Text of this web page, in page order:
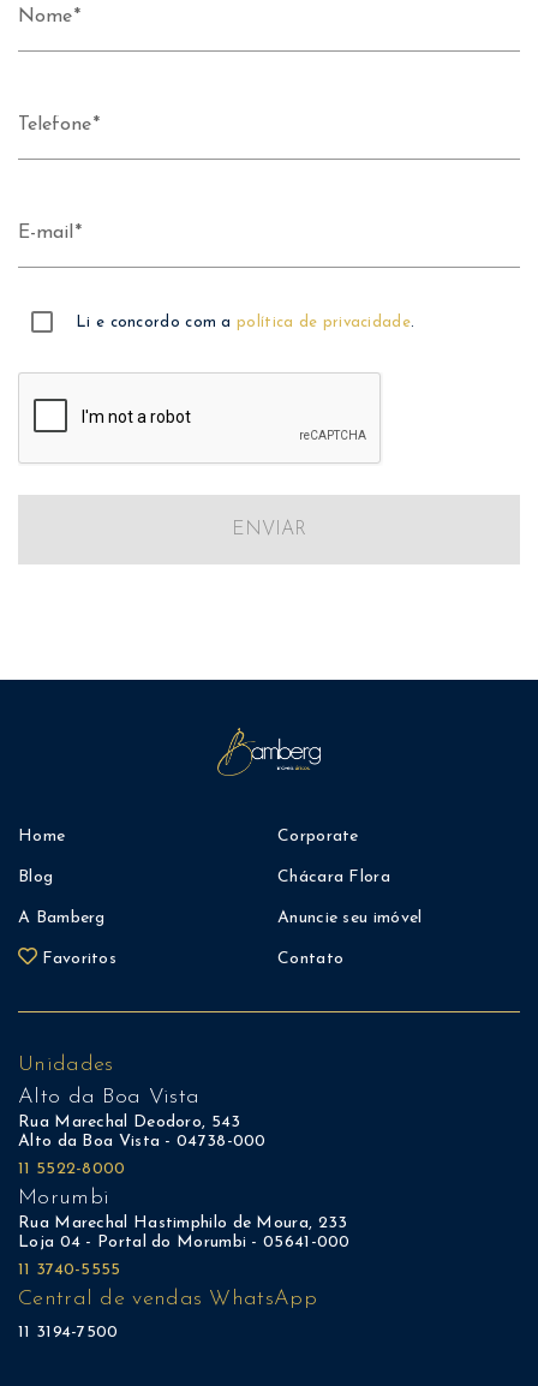
Nome
Telefone
E-mail
Li e concordo com apolítica de privacidade.
ENVIAR
Home
Blog
A Bamberg
Favoritos
Corporate
Chácara Flora
Anuncie seu imóvel
Contato
Unidades
Alto da Boa Vista
Rua Marechal Deodoro, 543
Alto da Boa Vista - 04738-000
11 5522-8000
Morumbi
Rua Marechal Hastimphilo de Moura, 233
Loja 04 - Portal do Morumbi - 05641-000
11 3740-5555
Central de vendas WhatsApp
11 3194-7500